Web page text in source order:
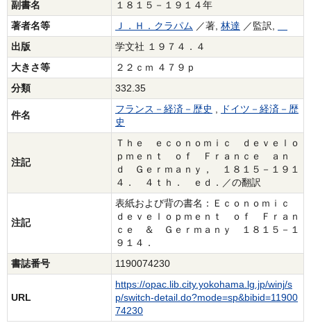
副書名
１８１５－１９１４年
著者名等
Ｊ．Ｈ．クラパム ／著, 林達 ／監訳,
出版
学文社 １９７４．４
大きさ等
２２ｃｍ ４７９ｐ
分類
332.35
件名
フランス－経済－歴史 ,
ドイツ－経済－歴
史
注記
Ｔｈｅ ｅｃｏｎｏｍｉｃ ｄｅｖｅｌｏ
ｐｍｅｎｔ ｏｆ Ｆｒａｎｃｅ ａｎ
ｄ Ｇｅｒｍａｎｙ， １８１５－１９１
４． ４ｔｈ． ｅｄ．／の翻訳
注記
表紙および背の書名：Ｅｃｏｎｏｍｉｃ
ｄｅｖｅｌｏｐｍｅｎｔ ｏｆ Ｆｒａｎ
ｃｅ ＆ Ｇｅｒｍａｎｙ １８１５－１
９１４．
書誌番号
1190074230
URL
https://opac.lib.city.yokohama.lg.jp/winj/s
p/switch-detail.do?mode=sp&bibid=11900
74230